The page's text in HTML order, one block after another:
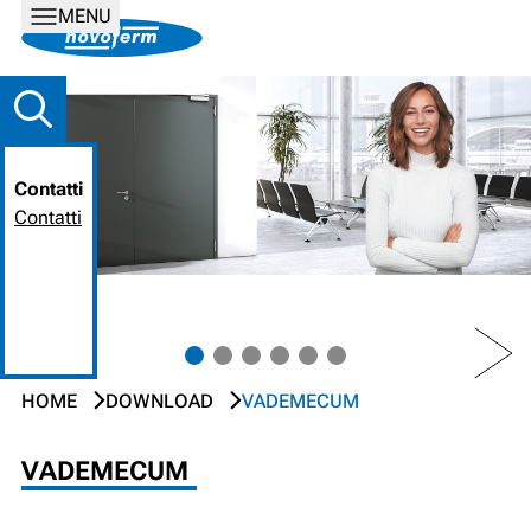
MENU
Contatti
Contatti
NEXT
HOME DOWNLOAD VADEMECUM
VADEMECUM